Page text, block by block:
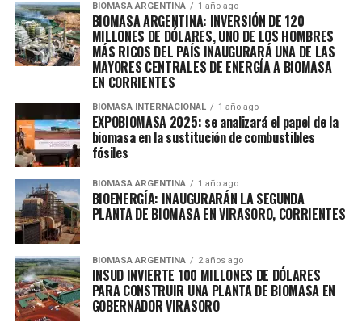
BIOMASA ARGENTINA 1 año ago
BIOMASA ARGENTINA: INVERSIÓN DE 120
MILLONES DE DÓLARES, UNO DE LOS HOMBRES
MÁS RICOS DEL PAÍS INAUGURARÁ UNA DE LAS
MAYORES CENTRALES DE ENERGÍA A BIOMASA
EN CORRIENTES
BIOMASA INTERNACIONAL 1 año ago
EXPOBIOMASA 2025: se analizará el papel de la
biomasa en la sustitución de combustibles
fósiles
BIOMASA ARGENTINA 1 año ago
BIOENERGÍA: INAUGURARÁN LA SEGUNDA
PLANTA DE BIOMASA EN VIRASORO, CORRIENTES
BIOMASA ARGENTINA 2 años ago
INSUD INVIERTE 100 MILLONES DE DÓLARES
PARA CONSTRUIR UNA PLANTA DE BIOMASA EN
GOBERNADOR VIRASORO